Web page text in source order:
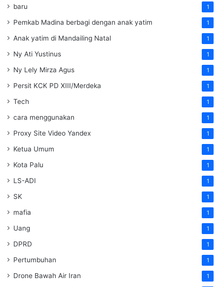
baru 1
Pemkab Madina berbagi dengan anak yatim 1
Anak yatim di Mandailing Natal 1
Ny Ati Yustinus 1
Ny Lely Mirza Agus 1
Persit KCK PD XIII/Merdeka 1
Tech 1
cara menggunakan 1
Proxy Site Video Yandex 1
Ketua Umum 1
Kota Palu 1
LS-ADI 1
SK 1
mafia 1
Uang 1
DPRD 1
Pertumbuhan 1
Drone Bawah Air Iran 1